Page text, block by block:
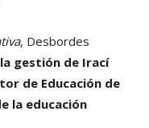
, Desbordes
gestión de Irací
de Educación de
la educación